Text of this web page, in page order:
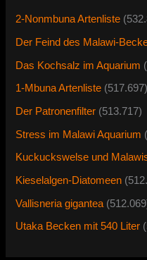
2-Nonmbuna Artenliste
Der Feind des Malawi-
Das Kochsalz im Aquarium
1-Mbuna Artenliste (517.697)
Der Patronenfilter (513.717)
Stress im Malawi Aquarium
Kuckuckswelse und
Kieselalgen-Diatomeen
Vallisneria gigantea
Utaka Becken mit 540 Liter